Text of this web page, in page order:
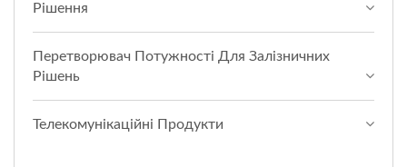
Рішення
Перетворювач Потужності Для Залізничних
Рішень
Телекомунікаційні Продукти